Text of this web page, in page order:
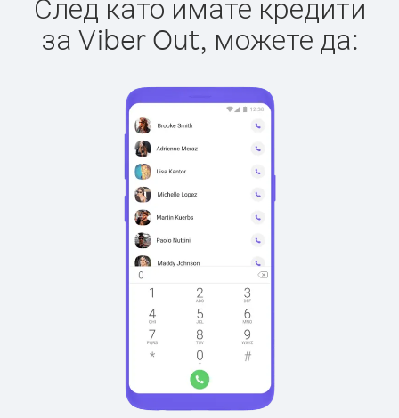
След като имате кредити
за Viber Out, можете да: